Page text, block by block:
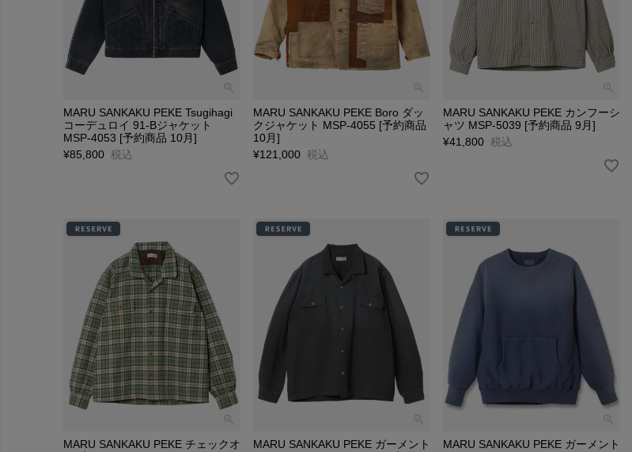
MARU SANKAKU PEKE Tsugihagi
コーデュロイ 91-Bジャケット
MSP-4053 [予約商品 10月]
¥85,800 税込
MARU SANKAKU PEKE Boro ダッ
クジャケット MSP-4055 [予約商品
10月]
¥121,000 税込
MARU SANKAKU PEKE カンフーシ
ャツ MSP-5039 [予約商品 9月]
¥41,800 税込
MARU SANKAKU PEKE チェックオ
MARU SANKAKU PEKE ガーメント
MARU SANKAKU PEKE ガーメント